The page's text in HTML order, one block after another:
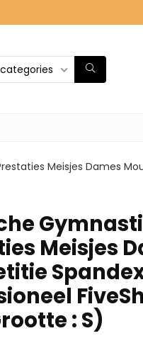
Meisjes Dames
Meisjes
: S)